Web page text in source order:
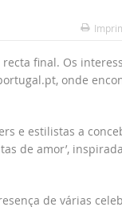
final. Os
onde
e estilistas a
de amor’,
de várias